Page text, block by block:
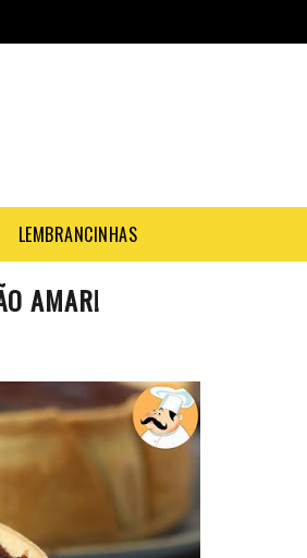
LEMBRANCINHAS
AMAR!